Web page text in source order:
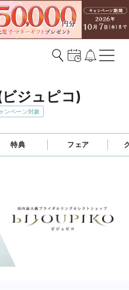
ジュピコ)
ンペーン対象
特典 フェア